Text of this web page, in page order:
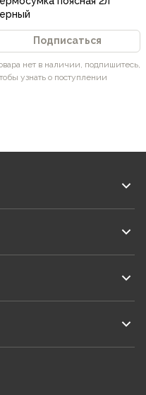
Подписаться
нет в наличии, подпишитесь,
узнать о поступлении